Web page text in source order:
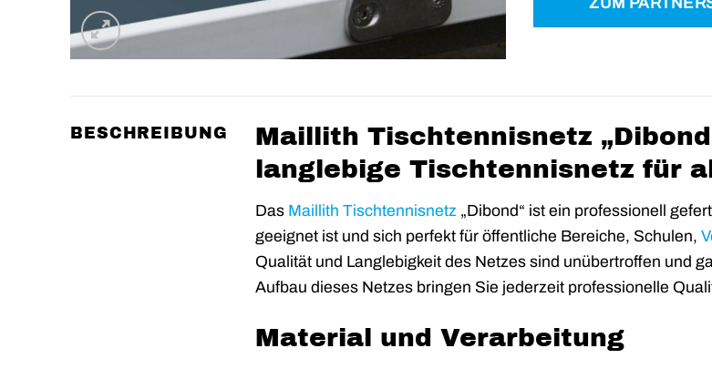
BESCHREIBUNG
Maillith Tischtennisnetz
langlebige Tischtennisnetz für
Das Maillith Tischtennisnetz „Dibond“ ist ein professionell
geeignet ist und sich perfekt für öffentliche Bereiche, Schulen,
Qualität und Langlebigkeit des Netzes sind unübertroffen und
Aufbau dieses Netzes bringen Sie jederzeit professionelle
Material und Verarbeitung